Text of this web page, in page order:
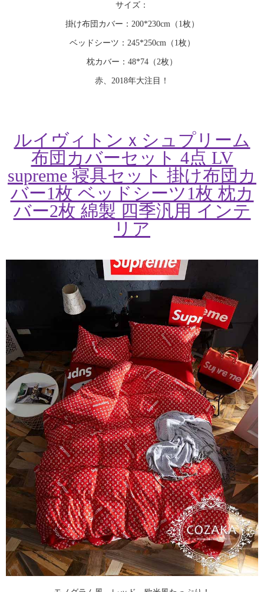
サイズ：
掛け布団カバー：200*230cm（1枚）
ベッドシーツ：245*250cm（1枚）
枕カバー：48*74（2枚）
赤、2018年大注目！
ルイヴィトンｘシュプリーム
布団カバーセット 4点 LV
supreme 寝具セット 掛け布団カ
バー1枚 ベッドシーツ1枚 枕カ
バー2枚 綿製 四季汎用 インテ
リア